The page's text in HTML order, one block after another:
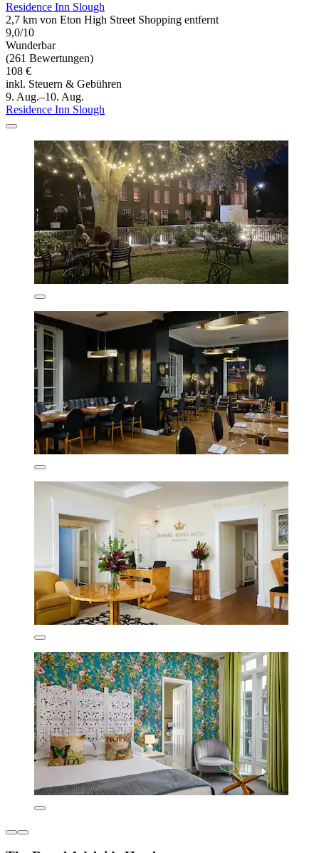
Residence Inn Slough
2,7 km von Eton High Street Shopping entfernt
9,0/10
Wunderbar
(261 Bewertungen)
108 €
inkl. Steuern & Gebühren
9. Aug.–10. Aug.
Residence Inn Slough